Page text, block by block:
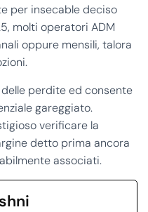
per insecable deciso
molti operatori ADM
oppure mensili, talora
perdite ed consente
gareggiato.
verificare la
detto prima ancora
associati.